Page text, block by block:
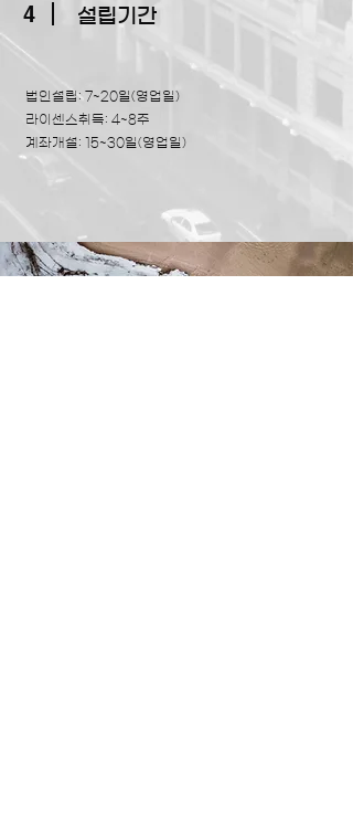
4 설립기간
법인설립: 7~20일(영업일)
라이센스취득: 4~8주
계좌개설: 15~30일(영업일)